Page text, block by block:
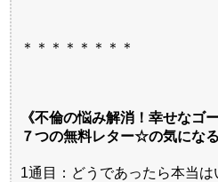
＊＊＊＊＊＊＊＊
《不倫の悩み解消！幸せなゴ
７つの無料レター☆の気にな
1通目：どうであったら本当は